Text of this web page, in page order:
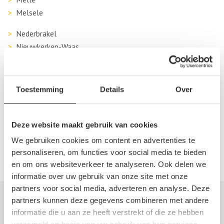
Toestemming Details Over
Deze website maakt gebruik van cookies
We gebruiken cookies om content en advertenties te
personaliseren, om functies voor social media te bieden
en om ons websiteverkeer te analyseren. Ook delen we
informatie over uw gebruik van onze site met onze
partners voor social media, adverteren en analyse. Deze
partners kunnen deze gegevens combineren met andere
informatie die u aan ze heeft verstrekt of die ze hebben
Melsele
Nederbrakel
Nieuwkerken-Waas
Sint-Niklaas
Wichelen
Zaffelare
Zele
Autosloperij informatie